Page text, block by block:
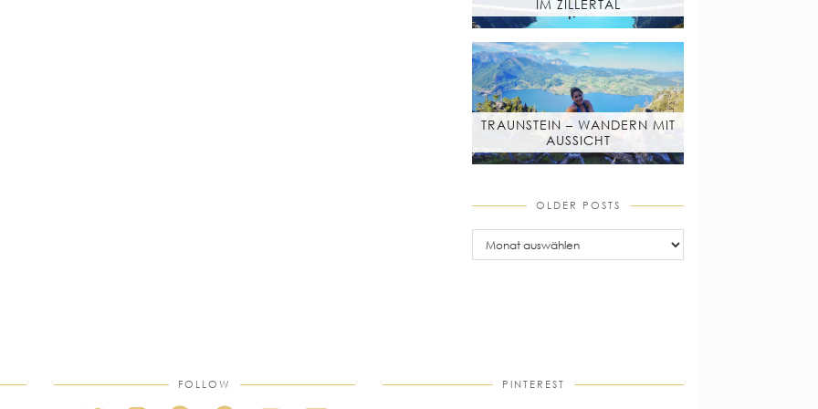
IM ZILLERTAL
TRAUNSTEIN – WANDERN MIT
AUSSICHT
OLDER POSTS
older
posts
FOLLOW PINTEREST